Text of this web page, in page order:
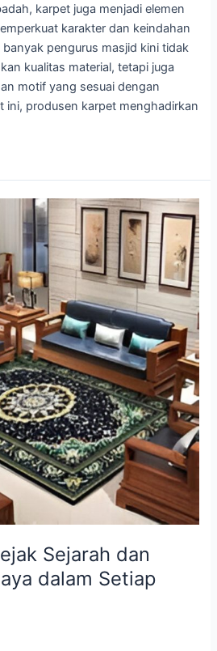
karpet juga menjadi elemen
karakter dan keindahan
pengurus masjid kini tidak
kualitas material, tetapi juga
motif yang sesuai dengan
ini, produsen karpet menghadirkan
Sejarah dan
dalam Setiap